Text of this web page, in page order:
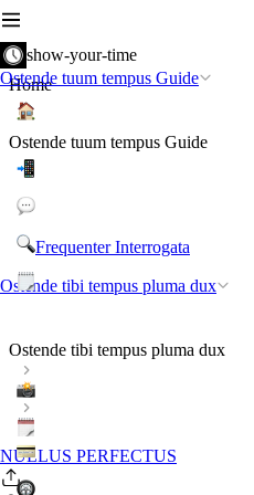
show-your-time
Ostende tuum tempus Guide
Ostende tibi tempus pluma dux
NULLUS PERFECTUS
Home
Ostende tuum tempus Guide
Frequenter Interrogata
Ostende tibi tempus pluma dux